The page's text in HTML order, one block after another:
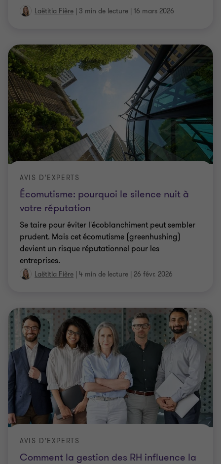
Laëtitia Fière | 3 min de lecture | 16 mars 2026
Écomutisme: pourquoi le silence nuit à
votre réputation
AVIS D'EXPERTS
Se taire pour éviter l'écoblanchiment peut sembler
prudent. Mais cet écomutisme (greenhushing)
devient un risque réputationnel pour les
entreprises.
Laëtitia Fière | 4 min de lecture | 26 févr. 2026
Comment la gestion des RH influence la
AVIS D'EXPERTS